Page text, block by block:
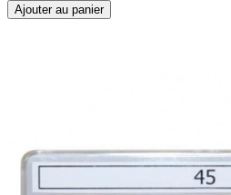
Ajouter au panier